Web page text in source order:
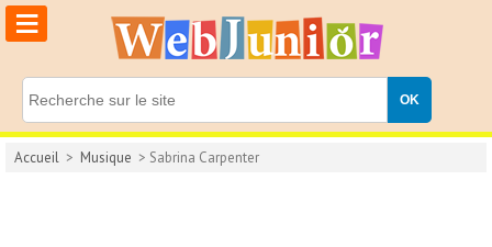
≡
Accueil > Musique > Sabrina Carpenter